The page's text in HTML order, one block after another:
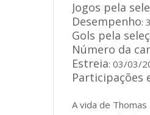
Jogos pela
Desempenho:
Gols pela
Número da
Estreia: 03/03/
Participações
A vida de